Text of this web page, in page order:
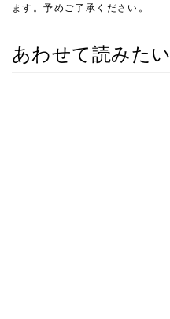
ます。予めご了承ください。
あわせて読みたい